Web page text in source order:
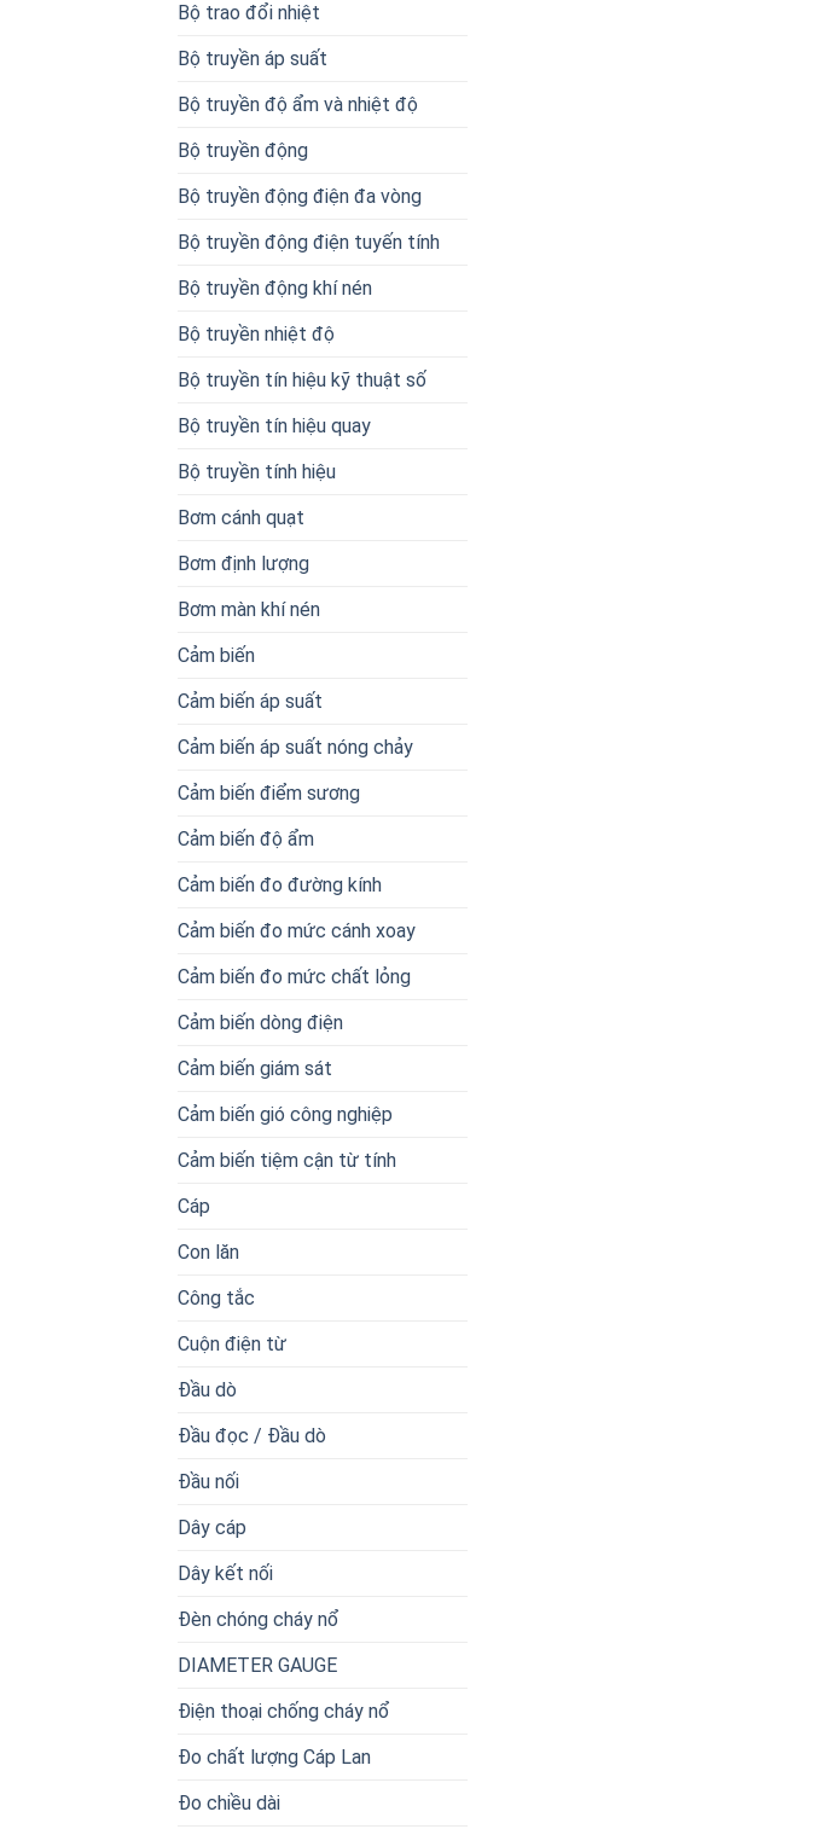
Bộ trao đổi nhiệt
Bộ truyền áp suất
Bộ truyền độ ẩm và nhiệt độ
Bộ truyền động
Bộ truyền động điện đa vòng
Bộ truyền động điện tuyến tính
Bộ truyền động khí nén
Bộ truyền nhiệt độ
Bộ truyền tín hiệu kỹ thuật số
Bộ truyền tín hiệu quay
Bộ truyền tính hiệu
Bơm cánh quạt
Bơm định lượng
Bơm màn khí nén
Cảm biến
Cảm biến áp suất
Cảm biến áp suất nóng chảy
Cảm biến điểm sương
Cảm biến độ ẩm
Cảm biến đo đường kính
Cảm biến đo mức cánh xoay
Cảm biến đo mức chất lỏng
Cảm biến dòng điện
Cảm biến giám sát
Cảm biến gió công nghiệp
Cảm biến tiệm cận từ tính
Cáp
Con lăn
Công tắc
Cuộn điện từ
Đầu dò
Đầu đọc / Đầu dò
Đầu nối
Dây cáp
Dây kết nối
Đèn chóng cháy nổ
DIAMETER GAUGE
Điện thoại chống cháy nổ
Đo chất lượng Cáp Lan
Đo chiều dài